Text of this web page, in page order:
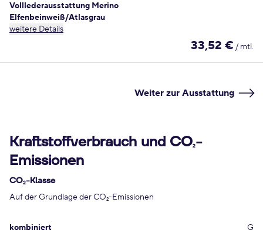
Volllederausstattung Merino
Elfenbeinweiß/Atlasgrau
weitere Details
33,52 € / mtl.
Weiter zur Ausstattung
Kraftstoffverbrauch und CO2-
Emissionen
CO2-Klasse
Auf der Grundlage der CO2-Emissionen
kombiniert G